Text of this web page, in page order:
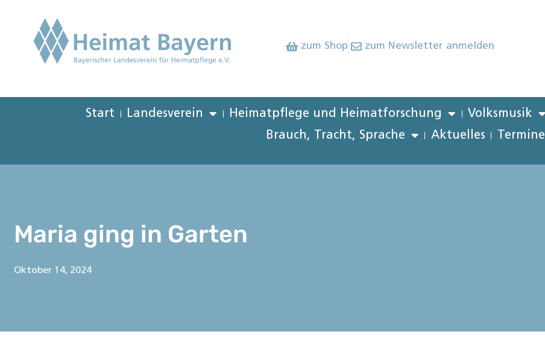
zum Shop zum Newsletter anmelden
Start Landesverein Heimatpflege und Heimatforschung Volksmusik
Brauch, Tracht, Sprache
Aktuelles Termine
Maria ging in Garten
Oktober 14, 2024